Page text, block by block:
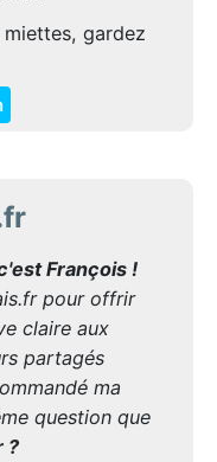
gardez
François !
pour offrir
claire aux
partagés
ma
question que
?